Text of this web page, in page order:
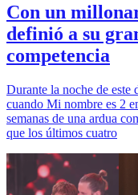
Con un
definió a su
competencia
Durante la noche de este
cuando Mi nombre es 2
semanas de una ardua
que los últimos cuatro